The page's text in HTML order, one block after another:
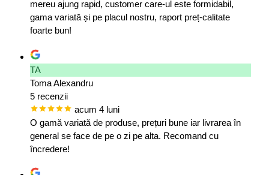
mereu ajung rapid, customer care-ul este formidabil,
gama variată și pe placul nostru, raport preț-calitate
foarte bun!
TA
Toma Alexandru
5 recenzii
acum 4 luni
O gamă variată de produse, prețuri bune iar livrarea în
general se face de pe o zi pe alta. Recomand cu
încredere!